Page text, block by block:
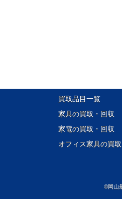
買取品目一覧
家具の買取・回収
家電の買取・回収
オフィス家具の買
©岡山